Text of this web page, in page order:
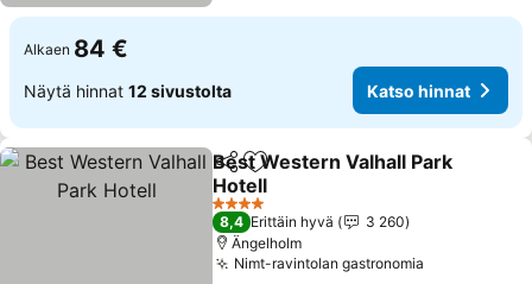
Alkaen 84 €
Näytä hinnat 12 sivustolta Katso hinnat
Jaa Lisää suosikkeihin
Best Western Valhall Park
Hotell
Katso hinnat
4 Tähtiluokitus
8,4 Erittäin hyvä
3 260
Ängelholm
Nimt-ravintolan gastronomia